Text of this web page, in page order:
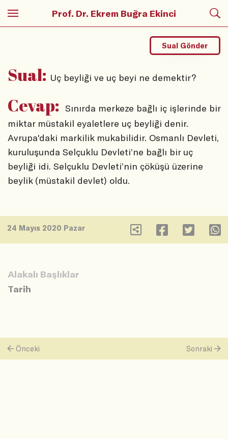
Prof. Dr. Ekrem Buğra Ekinci
Sual: Uç beyliği ve uç beyi ne demektir?
Sual Gönder
Cevap: Sınırda merkeze bağlı iç işlerinde bir
miktar müstakil eyaletlere uç beyliği denir.
Avrupa'daki markilik mukabilidir. Osmanlı Devleti,
kuruluşunda Selçuklu Devleti’ne bağlı bir uç
beyliği idi. Selçuklu Devleti’nin çöküşü üzerine
beylik (müstakil devlet) oldu.
24 Mayıs 2020 Pazar
Alakalı Başlıklar
Tarih
Önceki Sonraki